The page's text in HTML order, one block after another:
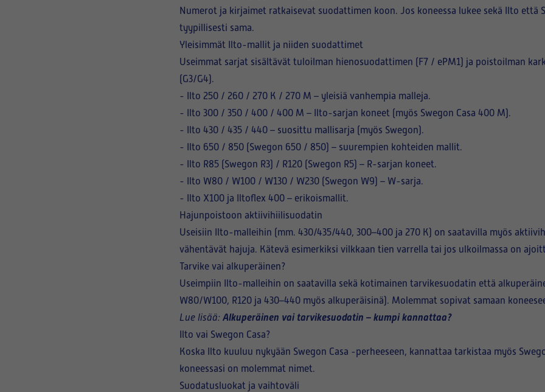
Numerot ja kirjaimet ratkaisevat suodattimen koon. Jos koneessa lukee sekä Ilto että
tyypillisesti sama.
Yleisimmät Ilto-mallit ja niiden suodattimet
Useimmat sarjat sisältävät tuloilman hienosuodattimen (F7 / ePM1) ja poistoilman
(G3/G4).
- Ilto 250 / 260 / 270 K / 270 M – yleisiä vanhempia malleja.
- Ilto 300 / 350 / 400 / 400 M – Ilto-sarjan koneet (myös Swegon Casa 400 M).
- Ilto 430 / 435 / 440 – suosittu mallisarja (myös Swegon).
- Ilto 650 / 850 (Swegon 650 / 850) – suurempien kohteiden mallit.
- Ilto R85 (Swegon R3) / R120 (Swegon R5) – R-sarjan koneet.
- Ilto W80 / W100 / W130 / W230 (Swegon W9) – W-sarja.
- Ilto X100 ja Iltoflex 400 – erikoismallit.
Hajunpoistoon aktiivihiilisuodatin
Useisiin Ilto-malleihin (mm. 430/435/440, 300–400 ja 270 K) on saatavilla myös
vähentävät hajuja. Kätevä esimerkiksi vilkkaan tien varrella tai jos ulkoilmassa on
Tarvike vai alkuperäinen?
Useimpiin Ilto-malleihin on saatavilla sekä kotimainen tarvikesuodatin että
W80/W100, R120 ja 430–440 myös alkuperäisinä). Molemmat sopivat samaan
Lue lisää: Alkuperäinen vai tarvikesuodatin – kumpi kannattaa?
Ilto vai Swegon Casa?
Koska Ilto kuuluu nykyään Swegon Casa -perheeseen, kannattaa tarkistaa myös
koneessasi on molemmat nimet.
Suodatusluokat ja vaihtoväli